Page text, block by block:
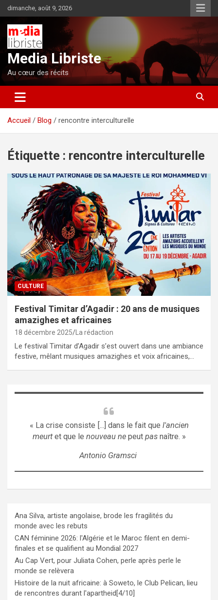
Aller
au
contenu
dimanche, août 9, 2026
Media Libriste
Au cœur des récits
Accueil Blog rencontre interculturelle
Étiquette : rencontre interculturelle
CULTURE
Festival Timitar d’Agadir : 20 ans de musiques
amazighes et africaines
18 décembre 2025 La rédaction
Le festival Timitar d’Agadir s’est ouvert dans une ambiance
festive, mêlant musiques amazighes et voix africaines,…
« La crise consiste [...] dans le fait que l'ancien
meurtet que le nouveau nepeut pasnaître. »
Antonio Gramsci
Ana Silva, artiste angolaise, brode les fragilités du
monde avec les rebuts
CAN féminine 2026: l'Algérie et le Maroc filent en demi-
finales et se qualifient au Mondial 2027
Au Cap Vert, pour Juliata Cohen, perle après perle le
monde se relèvera
Histoire de la nuit africaine: à Soweto, le Club Pelican, lieu
de rencontres durant l'apartheid[4/10]